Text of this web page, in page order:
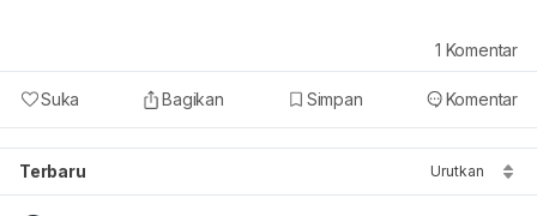
Suka Bagikan Simpan Komentar
1 Komentar
Terbaru Urutkan